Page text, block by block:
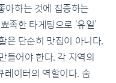
아하는 것에 집중하는
족한 타게팅으로 ‘유일’
은 단순히 맛집이 아니다.
들어야 한다. 각 지역의
레이터의 역할이다. 숨